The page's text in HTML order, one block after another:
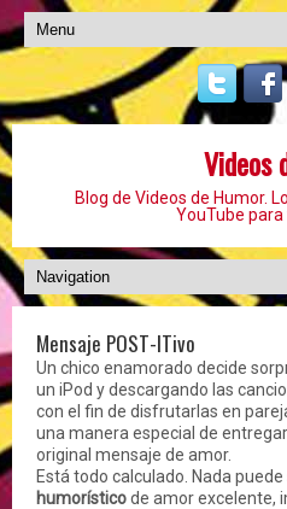
Videos
Blog de Videos de Humor.
YouTube
Mensaje POST-ITivo
Un chico enamorado decide
un iPod y descargando las
con el fin de disfrutarlas en
una manera especial de
original mensaje de amor.
Está todo calculado. Nada puede
humorísticode amor excelente,